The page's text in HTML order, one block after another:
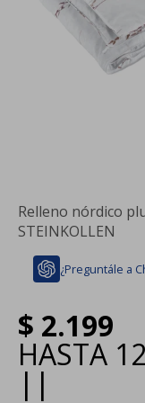
Relleno nórdico
STEINKOLLEN
¿Preguntále a
$ 2.199
HASTA
| |